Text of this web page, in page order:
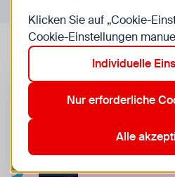
Klicken Sie auf „Cookie-
Cookie-Einstellungen
Individuelle
Nur erforderliche
Alle